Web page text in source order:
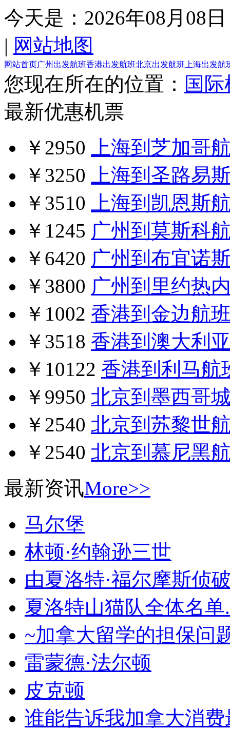
今天是： 2026年08月08日
| 网站地图
网站首页广州出发航班香港出发航班北京出发航班 上海出发航
您现在所在的位置： 国
最新优惠机票
￥2950
上海到芝加哥
￥3250
上海到圣路易
￥3510
上海到凯恩斯
￥1245 广州到莫斯科
￥6420 广州到布宜诺
￥3800 广州到里约热
￥1002 香港到金边航
￥3518 香港到澳大利
￥10122 香港到利马航
￥9950 北京到墨西哥
￥2540 北京到苏黎世
￥2540 北京到慕尼黑
最新资讯More>>
马尔堡
林顿·约翰逊三世
由夏洛特·福尔摩斯侦
夏洛特山猫队全体名
~加拿大留学的担保问
雷蒙德·法尔顿
皮克顿
谁能告诉我加拿大消